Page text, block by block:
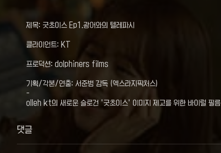
제목: 굿초이스 Ep1.광어와의 텔레파시
클라이언트: KT
프로덕션: dolphiners films
기획/각본/연출: 서준범 감독 (엑스라지픽처스)
-
olleh kt의 새로운 슬로건 '굿초이스' 이미지 제고를 위한 바이럴 필름
댓글